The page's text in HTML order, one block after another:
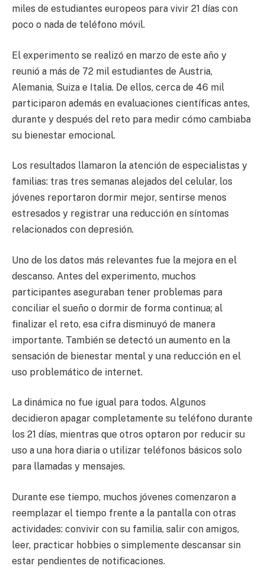
miles de estudiantes europeos para vivir 21 días con
poco o nada de teléfono móvil.
El experimento se realizó en marzo de este año y
reunió a más de 72 mil estudiantes de Austria,
Alemania, Suiza e Italia. De ellos, cerca de 46 mil
participaron además en evaluaciones científicas antes,
durante y después del reto para medir cómo cambiaba
su bienestar emocional.
Los resultados llamaron la atención de especialistas y
familias: tras tres semanas alejados del celular, los
jóvenes reportaron dormir mejor, sentirse menos
estresados y registrar una reducción en síntomas
relacionados con depresión.
Uno de los datos más relevantes fue la mejora en el
descanso. Antes del experimento, muchos
participantes aseguraban tener problemas para
conciliar el sueño o dormir de forma continua; al
finalizar el reto, esa cifra disminuyó de manera
importante. También se detectó un aumento en la
sensación de bienestar mental y una reducción en el
uso problemático de internet.
La dinámica no fue igual para todos. Algunos
decidieron apagar completamente su teléfono durante
los 21 días, mientras que otros optaron por reducir su
uso a una hora diaria o utilizar teléfonos básicos solo
para llamadas y mensajes.
Durante ese tiempo, muchos jóvenes comenzaron a
reemplazar el tiempo frente a la pantalla con otras
actividades: convivir con su familia, salir con amigos,
leer, practicar hobbies o simplemente descansar sin
estar pendientes de notificaciones.